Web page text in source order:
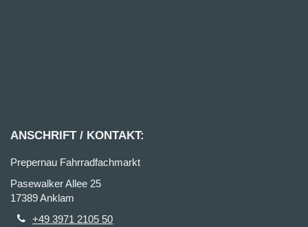
ANSCHRIFT / KONTAKT:
Prepernau Fahrradfachmarkt
Pasewalker Allee 25
17389 Anklam
+49 3971 2105 50